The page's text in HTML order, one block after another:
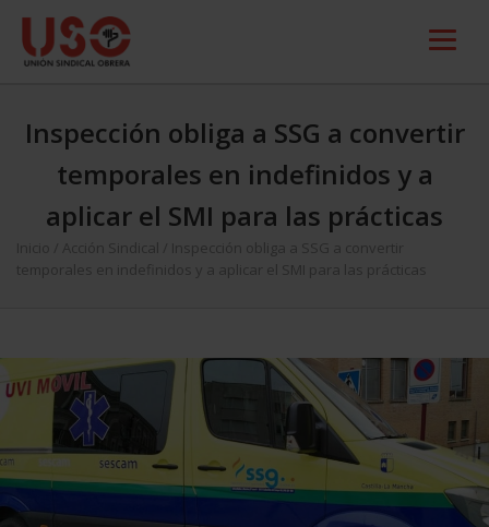
Inspección obliga a SSG a convertir
temporales en indefinidos y a
aplicar el SMI para las prácticas
Inicio Acción Sindical
Inspección obliga a SSG a convertir
temporales en indefinidos y a aplicar el SMI para las prácticas